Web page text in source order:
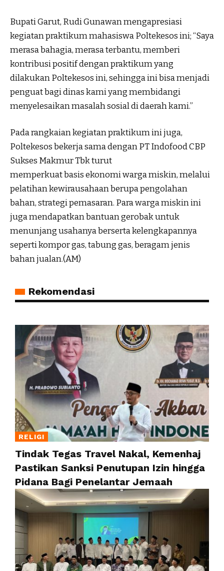
Bupati Garut, Rudi Gunawan mengapresiasi
kegiatan praktikum mahasiswa Poltekesos ini; “Saya
merasa bahagia, merasa terbantu, memberi
kontribusi positif dengan praktikum yang
dilakukan Poltekesos ini, sehingga ini bisa menjadi
penguat bagi dinas kami yang membidangi
menyelesaikan masalah sosial di daerah kami.”
Pada rangkaian kegiatan praktikum ini juga,
Poltekesos bekerja sama dengan PT Indofood CBP
Sukses Makmur Tbk turut
memperkuat basis ekonomi warga miskin, melalui
pelatihan kewirausahaan berupa pengolahan
bahan, strategi pemasaran. Para warga miskin ini
juga mendapatkan bantuan gerobak untuk
menunjang usahanya berserta kelengkapannya
seperti kompor gas, tabung gas, beragam jenis
bahan jualan.(AM)
Rekomendasi
RELIGI
Tindak Tegas Travel Nakal, Kemenhaj
Pastikan Sanksi Penutupan Izin hingga
Pidana Bagi Penelantar Jemaah